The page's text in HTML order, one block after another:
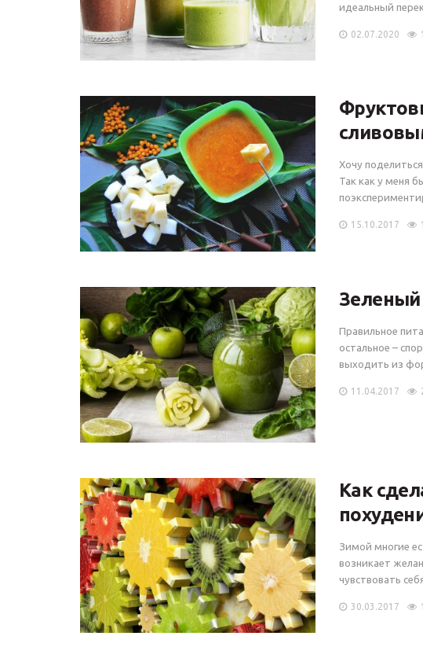
идеальный
02.07.2020
Хочу
Так как у меня
15.10.2017
Зеленый
Правильное
остальное –
выходить из
11.04.2017
Как
Зимой многие
возникает
чувствовать
30.03.2017